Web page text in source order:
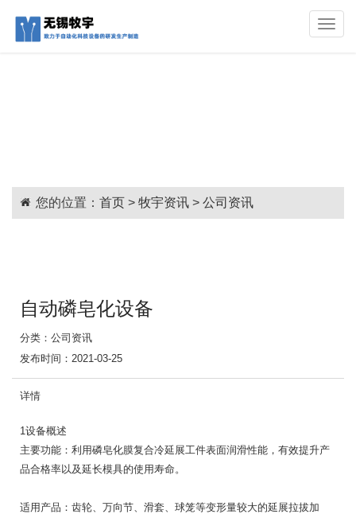
Toggle
您的位置： 首页 > 牧宇资讯 > 公司资讯
自动磷皂化设备
分类： 公司资讯
发布时间： 2021-03-25
详情
1设备概述
主要功能：利用磷皂化膜复合冷延展工件表面润滑性能，有效提升产
品合格率以及延长模具的使用寿命。
适用产品：齿轮、万向节、滑套、球笼等变形量较大的延展拉拔加